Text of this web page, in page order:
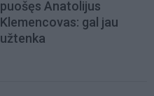
puošęs Anatolijus
Klemencovas: gal jau
užtenka